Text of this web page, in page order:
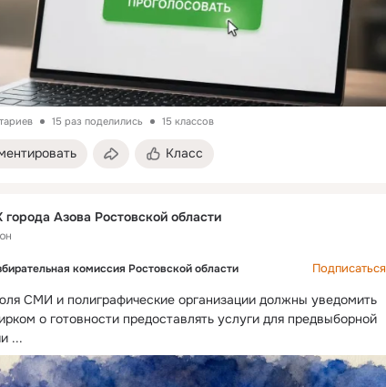
15 раз поделились 15 классов
Класс
города Азова Ростовской области
комиссия Ростовской области Подписаться
СМИ и полиграфические организации должны уведомить
о готовности предоставлять услуги для предвыборной
...